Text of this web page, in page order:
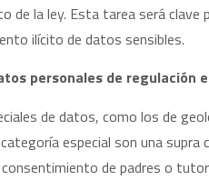
de la ley. Esta tarea será
ilícito de datos sensibles.
personales de regulación
de datos, como los de
especial son una
de padres o